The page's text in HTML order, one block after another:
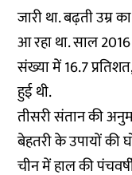
जारी था. बढ़ती
आ रहा था. साल
संख्या में 16.7
हुई थी.
तीसरी संतान की
बेहतरी के उपायों की
चीन में हाल की